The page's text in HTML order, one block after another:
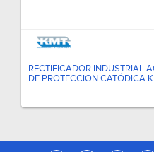
RECTIFICADOR INDUSTRIAL
DE PROTECCION CATÓDICA